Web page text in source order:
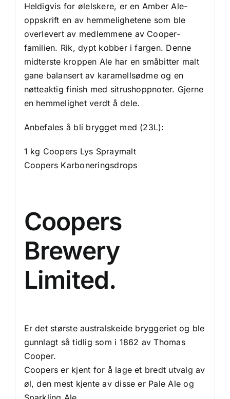
Heldigvis for ølelskere, er en Amber Ale-
oppskrift en av hemmelighetene som ble
overlevert av medlemmene av Cooper-
familien. Rik, dypt kobber i fargen. Denne
midterste kroppen Ale har en småbitter malt
gane balansert av karamellsødme og en
nøtteaktig finish med sitrushoppnoter. Gjerne
en hemmelighet verdt å dele.
Anbefales å bli brygget med (23L):
1 kg Coopers Lys Spraymalt
Coopers Karboneringsdrops
Coopers
Brewery
Limited.
Er det største australskeide bryggeriet og ble
gunnlagt så tidlig som i 1862 av Thomas
Cooper.
Coopers er kjent for å lage et bredt utvalg av
øl, den mest kjente av disse er Pale Ale og